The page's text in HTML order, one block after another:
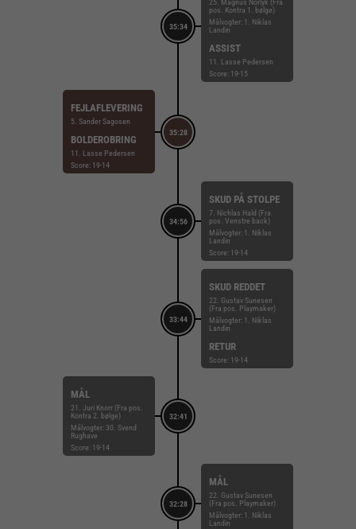
35:34
25. Magnus Norlyk (Fra
pos. Kontra 1. bølge)
Målvogter: 1. Niklas
Landin
ASSIST
11. Lasse Pedersen
Score: 19-15
35:28
FEJLAFLEVERING
5. Sander Sagosen
BOLDEROBRING
11. Lasse Pedersen
Score: 19-14
34:56
SKUD PÅ STOLPE
7. Nichlas Hald (Fra
pos. Venstre back)
Målvogter: 1. Niklas
Landin
Score: 19-14
33:44
SKUD REDDET
22. Gustav Sunesen
(Fra pos. Playmaker)
Målvogter: 1. Niklas
Landin
RETUR
Score: 19-14
32:41
MÅL
21. Juri Knorr (Fra pos.
Kontra 2. bølge)
Målvogter: 30. Svend
Rughave
Score: 19-14
32:28
MÅL
22. Gustav Sunesen
(Fra pos. Playmaker)
Målvogter: 1. Niklas
Landin